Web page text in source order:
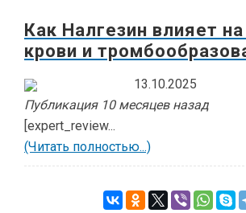
Как Налгезин влияет на
крови и
13.10.2025
Публикация 10 месяцев назад
[expert_review...
(Читать полностью...)